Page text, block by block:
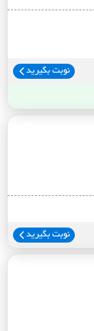
نوبت بگیرید
نوبت بگیرید